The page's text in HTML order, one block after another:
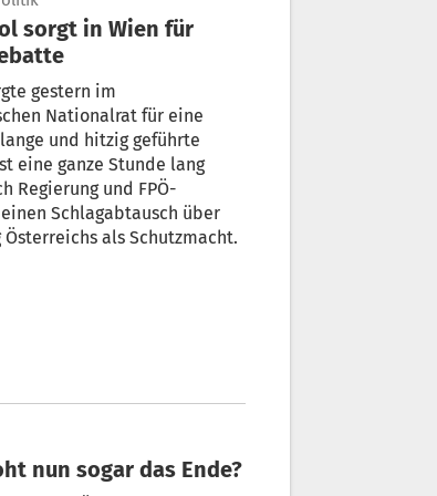
gestern im
Nationalrat für eine
und hitzig geführte
eine ganze Stunde lang
Regierung und FPÖ-
Schlagabtausch über
als Schutzmacht.
nun sogar das Ende?